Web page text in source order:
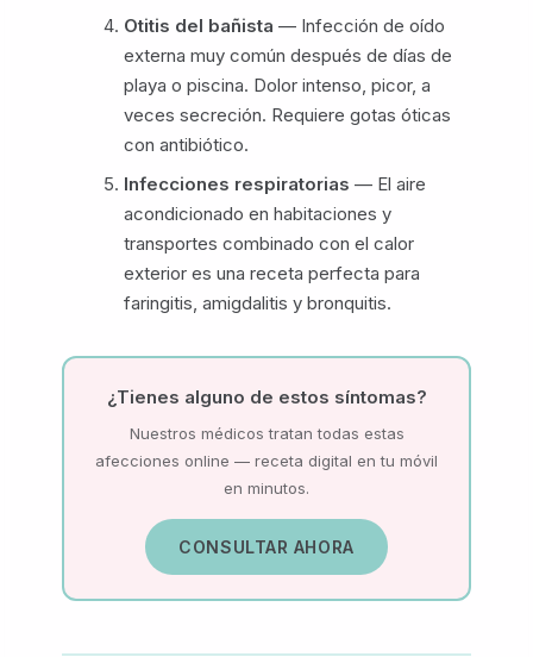
Otitis del bañista — Infección de oído
externa muy común después de días de
playa o piscina. Dolor intenso, picor, a
veces secreción. Requiere gotas óticas
con antibiótico.
Infecciones respiratorias — El aire
acondicionado en habitaciones y
transportes combinado con el calor
exterior es una receta perfecta para
faringitis, amigdalitis y bronquitis.
¿Tienes alguno de estos síntomas?
Nuestros médicos tratan todas estas
afecciones online — receta digital en tu móvil
en minutos.
CONSULTAR AHORA